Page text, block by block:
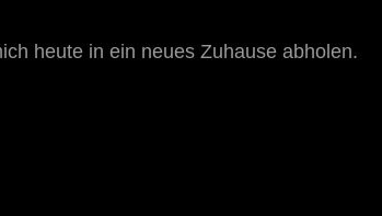
heute in ein neues Zuhause abholen.